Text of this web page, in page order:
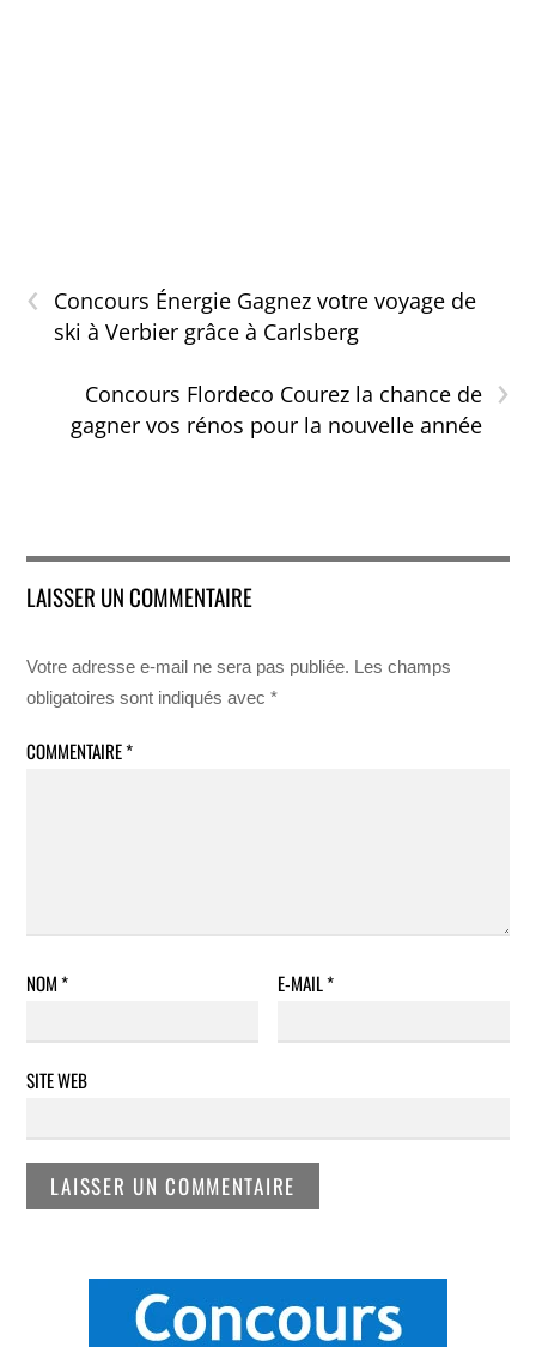
‹
Concours Énergie Gagnez votre voyage de
ski à Verbier grâce à Carlsberg
›
Concours Flordeco Courez la chance de
gagner vos rénos pour la nouvelle année
LAISSER UN COMMENTAIRE
Votre adresse e-mail ne sera pas publiée. Les champs
obligatoires sont indiqués avec*
COMMENTAIRE*
NOM* E-MAIL*
SITE WEB